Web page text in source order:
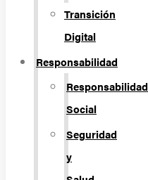
Transición
Digital
Responsabilidad
Responsabilidad
Social
Seguridad
y